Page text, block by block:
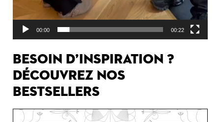
00:00 00:22
Besoin d’inspiration ?
Découvrez nos
bestsellers